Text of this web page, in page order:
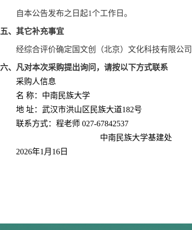
自本公告发布之日起1个工作日。
五、其它补充事宜
经综合评价确定 国文创（北京）文化科技有限公司
六、凡对本次采购提出询问，请按以下方式联系
采购人信息
名 称：中南民族大学
地 址：武汉市洪山区民族大道182号
联系方式： 程老师 027-67842537
中南民族大学基建处
2026年1 月 16 日